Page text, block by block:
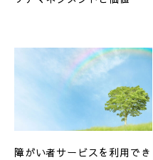
障がい者サービスを利用でき